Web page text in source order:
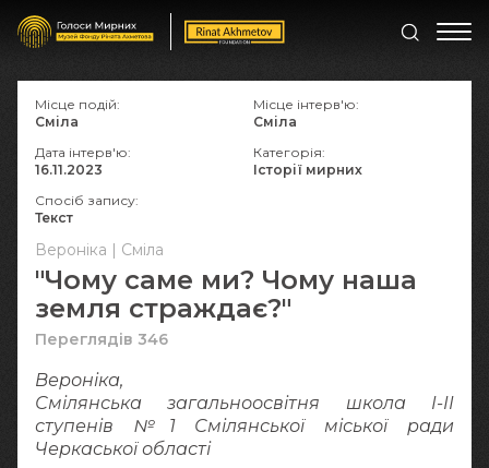
Вероніка | Сміла
"Чому саме ми? Чому наша
земля страждає?"
Переглядів 346
Вероніка,
Смілянська загальноосвітня школа І-ІІ
ступенів №1 Смілянської міської ради
Черкаської області
Місце подій:
Сміла
Місце інтерв'ю:
Сміла
Дата інтерв'ю:
16.11.2023
Категорія:
Історії мирних
Спосіб запису:
Текст